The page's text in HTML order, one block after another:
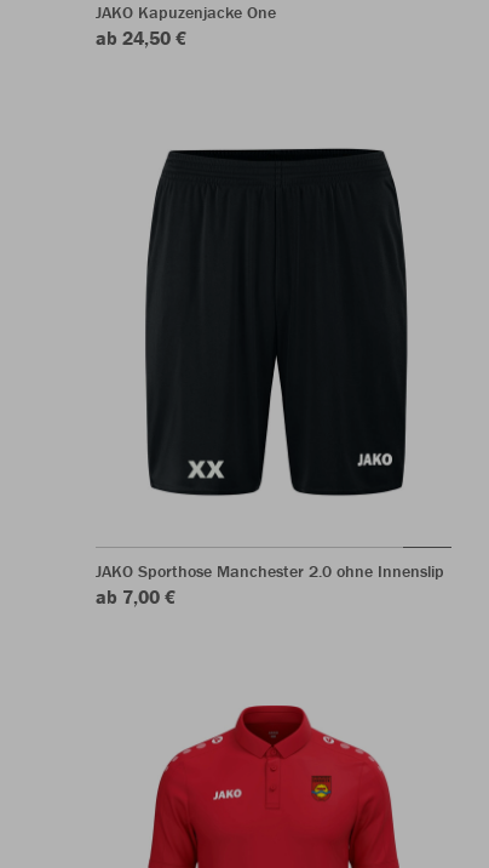
JAKO Kapuzenjacke One
ab 24,50 €
JAKO Sporthose Manchester 2.0 ohne Innenslip
ab 7,00 €